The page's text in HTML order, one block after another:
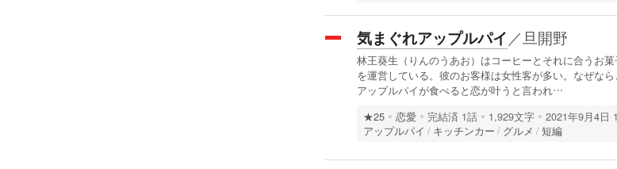
気まぐれアップルパイ ／ 旦開野
林王葵生（りんのうあお）はコーヒーとそれに合うお
を運営している。彼のお客様は女性客が多い。なぜな
アップルパイが食べると恋が叶うと言われ…
★25 恋愛 完結済 1話 1,929文字
2021年9月4日
アップルパイ
キッチンカー グルメ 短編